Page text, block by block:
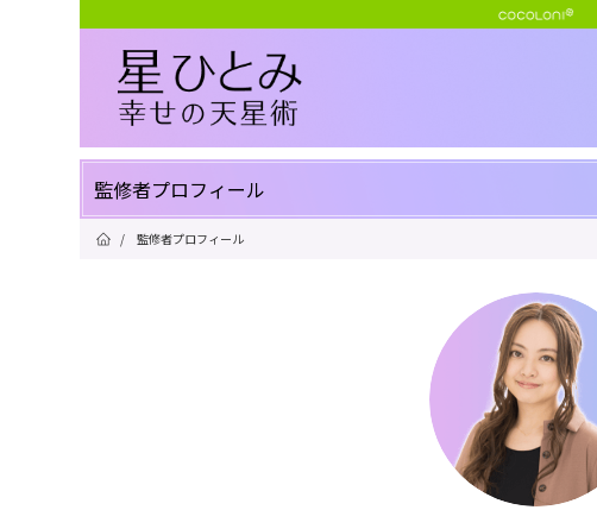
監修者プロフィール
/ 監修者プロフィール